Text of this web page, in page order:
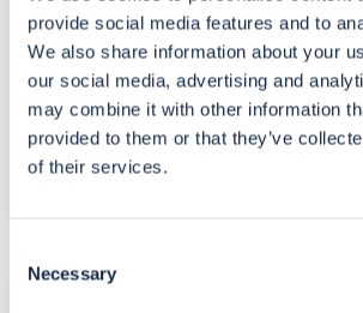
provide social media features and to
We also share information about your
our social media, advertising and
may combine it with other information
provided to them or that they’ve
of their services.
Selection
Necessary
VENDRE
Pourquoi l’automne est-elle
bonne saison pour
3/10/25 17:30
Faut-